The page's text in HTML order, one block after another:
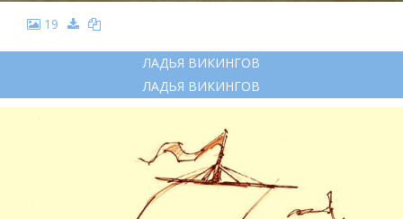
19
ЛАДЬЯ ВИКИНГОВ
ЛАДЬЯ ВИКИНГОВ